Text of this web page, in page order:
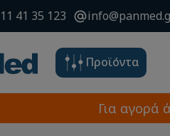
41 35 123
Προϊόντα
Για αγορά